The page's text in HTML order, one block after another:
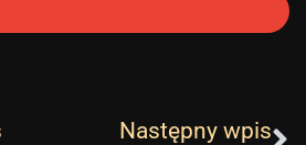
Następny wpis